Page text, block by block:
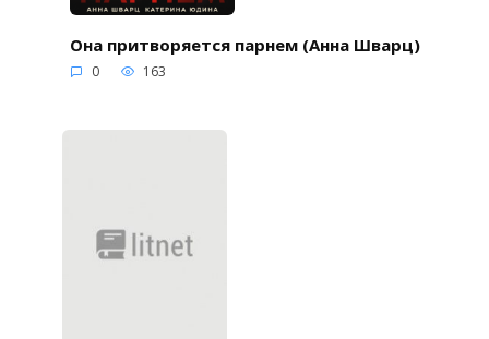
Она притворяется парнем (Анна Шварц)
0 163